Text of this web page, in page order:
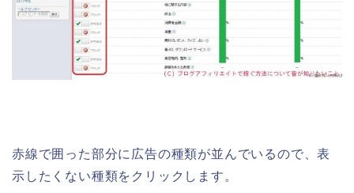
赤線で囲った部分に広告の種類が並んでいるので、表
示したくない種類をクリックします。